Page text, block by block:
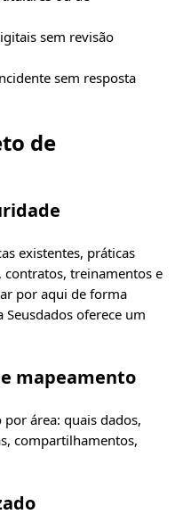
sem revisão
sem resposta
de
existentes, práticas
contratos, treinamentos e
por aqui de forma
Seusdados oferece um
mapeamento
área: quais dados,
compartilhamentos,